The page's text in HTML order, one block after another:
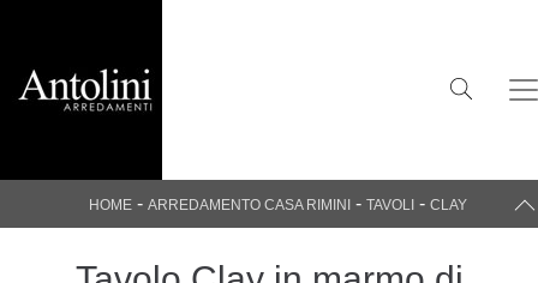
HOME - ARREDAMENTO CASA RIMINI - TAVOLI - CLAY